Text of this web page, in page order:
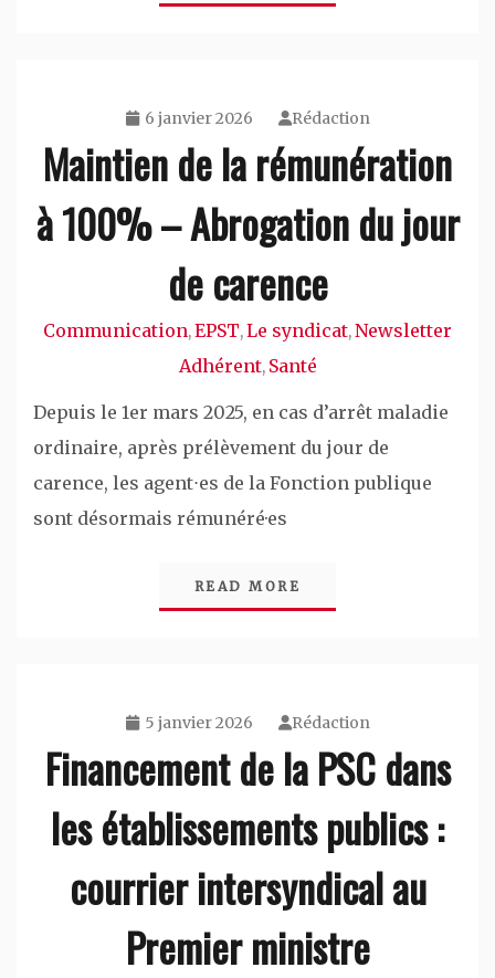
6 janvier 2026 Rédaction
Maintien de la rémunération
à 100% – Abrogation du jour
de carence
Communication,EPST,Le syndicat,Newsletter
Adhérent, Santé
Depuis le 1er mars 2025, en cas d’arrêt maladie
ordinaire, après prélèvement du jour de
carence, les agent⋅es de la Fonction publique
sont désormais rémunéré·es
READ MORE
5 janvier 2026 Rédaction
Financement de la PSC dans
les établissements publics :
courrier intersyndical au
Premier ministre